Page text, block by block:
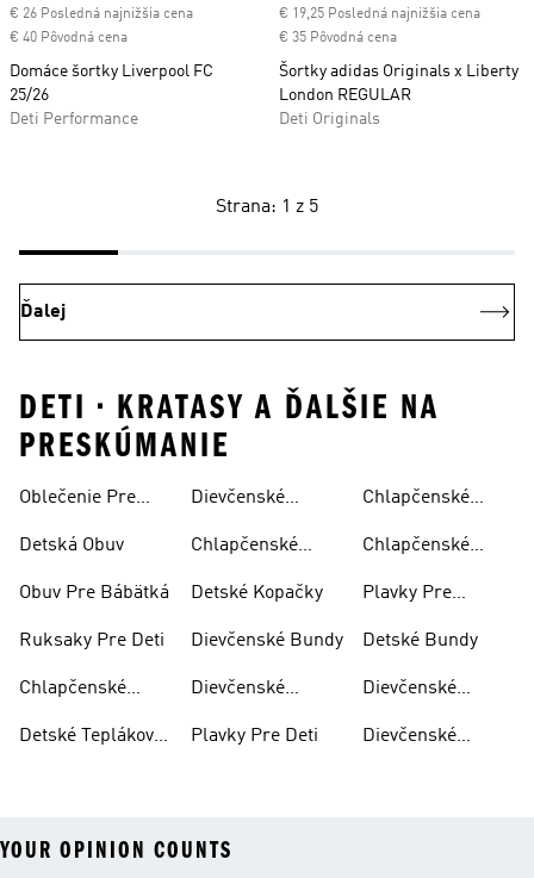
€ 26 Posledná najnižšia cena
€ 40 Pôvodná cena
Domáce šortky Liverpool FC
25/26
Deti Performance
€ 19,25 Posledná najnižšia cena
€ 35 Pôvodná cena
Šortky adidas Originals x Liberty
London REGULAR
Deti Originals
Strana: 1 z 5
Ďalej
DETI • KRATASY A ĎALŠIE NA
PRESKÚMANIE
Oblečenie Pre
Detská Obuv
Obuv Pre Bábätká
Ruksaky Pre Deti
Chlapčenské
Detské Teplákové
Dievčenské
Chlapčenské
Detské Kopačky
Dievčenské Bundy
Dievčenské
Plavky Pre Deti
Chlapčenské
Chlapčenské
Súpravy
Plavky Pre
Detské Bundy
Dievčenské
Súpravy
Dievčenské
YOUR OPINION COUNTS